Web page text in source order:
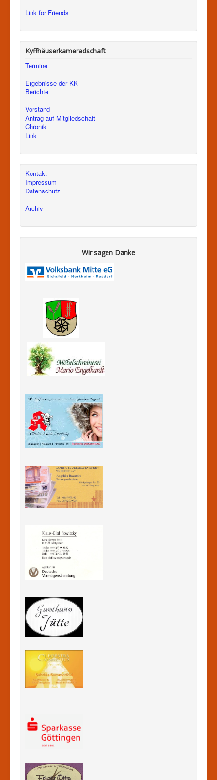
Link for Friends
Kyffhäuserkameradschaft
Termine
Ergebnisse der KK
Berichte
Vorstand
Antrag auf Mitgliedschaft
Chronik
Link
Kontakt
Impressum
Datenschutz
Archiv
Wir sagen Danke